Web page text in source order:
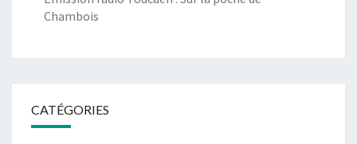
Chambois
CATÉGORIES